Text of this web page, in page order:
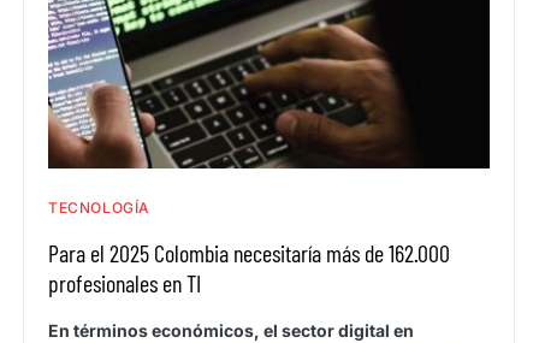
TECNOLOGÍA
Para el 2025 Colombia necesitaría más de 162.000
profesionales en TI
En términos económicos, el sector digital en